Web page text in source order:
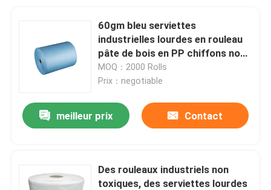
60gm bleu serviettes
industrielles lourdes en rouleau
pâte de bois en PP chiffons non
toxiques
MOQ：2000 Rolls
Prix：negotiable
meilleur prix Contact
Des rouleaux industriels non
toxiques, des serviettes lourdes